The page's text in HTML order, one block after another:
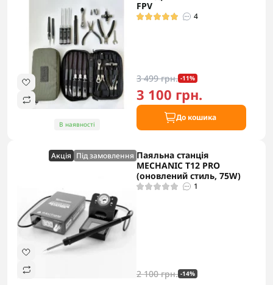
В наявності
FPV
4
3 499 грн. -11%
3 100 грн.
До кошика
Акцiя Під замовлення Паяльна станція
MECHANIC T12 PRO
(оновлений стиль, 75W)
1
2 100 грн. -14%